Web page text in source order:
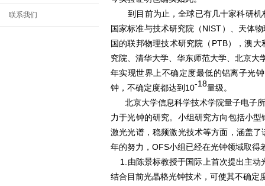
联系我们
到目前为止，全球已有几十家科研机
国家标准与技术研究院（NIST）、天体
国的联邦物理技术研究院（PTB），澳
究院、清华大学、华东师范大学、北京
年实现世界上不确定度最低的铝离子光
钟，不确定度都达到10-18量级。
北京大学信息科学技术学院量子电子
力于光钟的研究。小组研究方向包括小
激光光谱，稳频激光技术等方面，涵盖
年的努力，OFS小组已经在光钟领域取得
1.由陈景标教授于国际上首次提出主动
结合目前光晶格光钟技术，可使其不确定